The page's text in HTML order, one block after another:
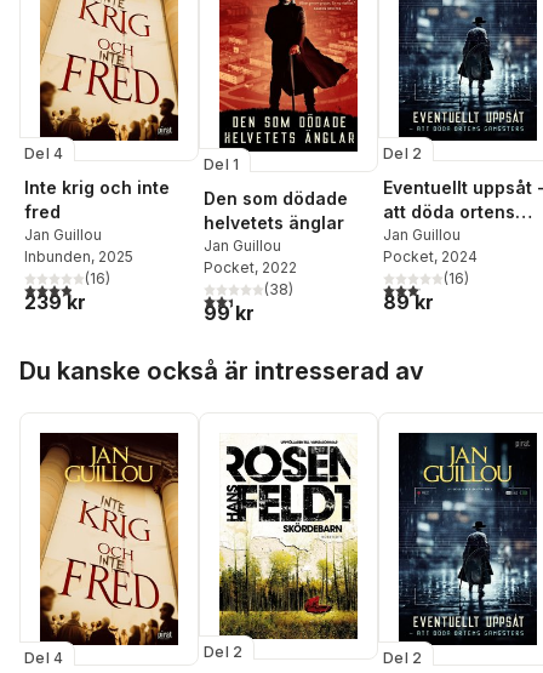
Del 4
Inte krig och inte
fred
Jan Guillou
Inbunden, 2025
3,9utav 5 stjärnor. Totalt antal röster:
(16)
239 kr
Del 1
Den som dödade
helvetets änglar
Jan Guillou
Pocket, 2022
2,4utav 5 stjärnor. Totalt antal röster:
(38)
99 kr
Del 2
Eventuellt uppsåt
att döda ortens
gangsters
Jan Guillou
Pocket, 2024
3,1utav 5 stjärnor.
(16)
89 kr
Du kanske också är intresserad av
Del 4 Del 2 Del 2